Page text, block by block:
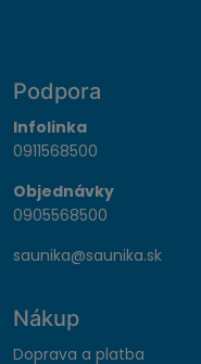
Podpora
Infolinka
0911568500
Objednávky
0905568500
saunika@saunika.sk
Nákup
Doprava a platba